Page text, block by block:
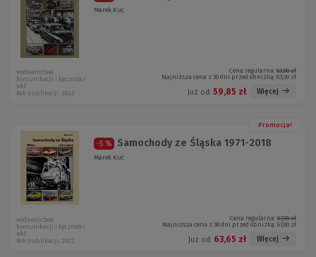
Marek Kuc
Cena regularna: 63,00 zł
Najniższa cena z 30 dni przed obniżką: 63,00 zł
Już od: 59,85 zł Więcej
wydawnictwa
komunikacji i łączności
wkł
Rok publikacji: 2022
Promocja!
-5 % Samochody ze Śląska 1971-2018
Marek Kuc
Cena regularna: 67,00 zł
Najniższa cena z 30 dni przed obniżką: 67,00 zł
Już od: 63,65 zł Więcej
wydawnictwa
komunikacji i łączności
wkł
Rok publikacji: 2022